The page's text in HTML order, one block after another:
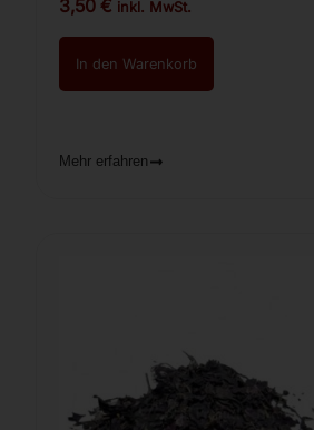
3,50 € inkl. MwSt.
In den Warenkorb
Mehr erfahren